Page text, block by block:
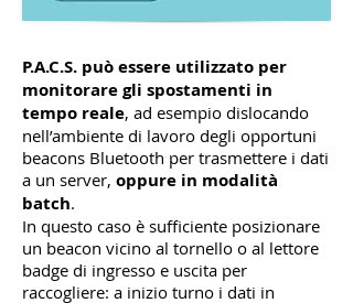
P.A.C.S. può essere utilizzato per
monitorare gli spostamenti in
tempo reale, ad esempio dislocando
nell’ambiente di lavoro degli opportuni
beacons Bluetooth per trasmettere i dati
a un server, oppure in modalità
batch.
In questo caso è sufficiente posizionare
un beacon vicino al tornello o al lettore
badge di ingresso e uscita per
raccogliere: a inizio turno i dati in